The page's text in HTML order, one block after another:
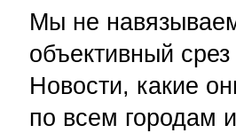
Мы не
объективный
Новости, какие
по всем городам